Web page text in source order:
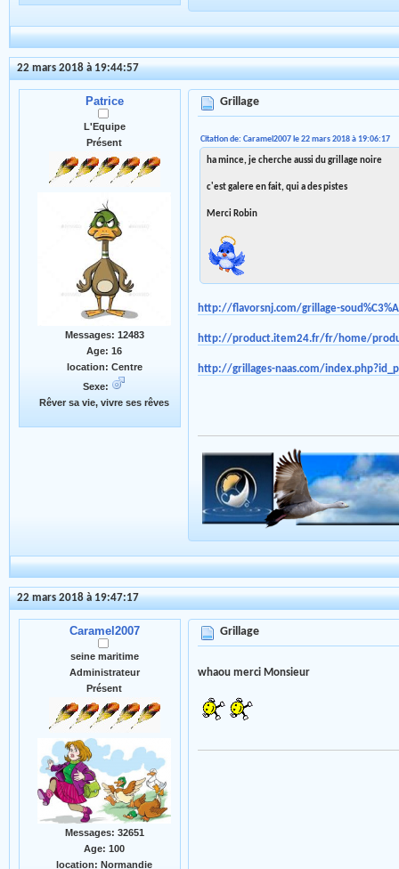
22 mars 2018 à 19:44:57
Patrice
L'Equipe
Présent
Messages: 12483
Age: 16
location: Centre
Sexe:
Rêver sa vie, vivre ses rêves
Grillage
Citation de: Caramel2007 le 22 mars 2018 à 19:06:17
ha mince, je cherche aussi du grillage noire
c'est galere en fait, qui a des pistes
Merci Robin
http://flavorsnj.com/grillage-
http://product.item24.fr/fr/home/
http://grillages-naas.com/
22 mars 2018 à 19:47:17
Caramel2007
seine maritime
Administrateur
Présent
Messages: 32651
Age: 100
location: Normandie
Grillage
whaou merci Monsieur